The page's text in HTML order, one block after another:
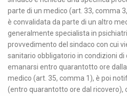
parte di un medico (art. 33, comma
è convalidata da parte di un altro
generalmente specialista in
provvedimento del sindaco con cui
sanitario obbligatorio in condizioni di
emanarsi entro quarantotto ore
medico (art. 35, comma 1), è poi
(entro quarantotto ore dal ricovero),